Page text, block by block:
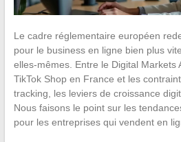
Le cadre réglementaire européen
pour le business en ligne bien plus
elles-mêmes. Entre le Digital Markets
TikTok Shop en France et les
tracking, les leviers de croissance
Nous faisons le point sur les
pour les entreprises qui vendent en